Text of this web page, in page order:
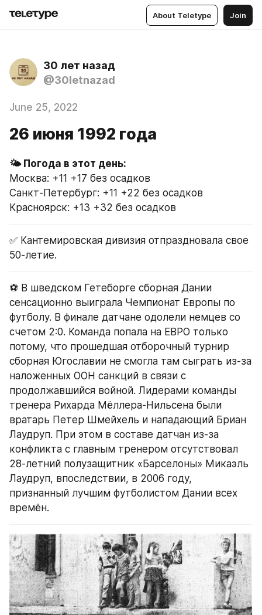
About Teletype Join
30 лет назад
@30letnazad
June 25, 2022
26 июня 1992 года
Москва: +11 +17 без осадков
Санкт-Петербург: +11 +22 без осадков
Красноярск: +13 +32 без осадков
✅ Кантемировская дивизия отпраздновала свое
50-летие.
⚽️ В шведском Гетеборге сборная Дании
сенсационно выиграла Чемпионат Европы по
футболу. В финале датчане одолели немцев со
счетом 2:0. Команда попала на ЕВРО только
потому, что прошедшая отборочный турнир
сборная Югославии не смогла там сыграть из-за
наложенных ООН санкций в связи с
продолжавшийся войной. Лидерами команды
тренера Рихарда Мёллера-Нильсена были
вратарь Петер Шмейхель и нападающий Бриан
Лаудруп. При этом в составе датчан из-за
конфликта с главным тренером отсутствовал
28-летний полузащитник «Барселоны» Микаэль
Лаудруп, впоследствии, в 2006 году,
признанный лучшим футболистом Дании всех
времён.